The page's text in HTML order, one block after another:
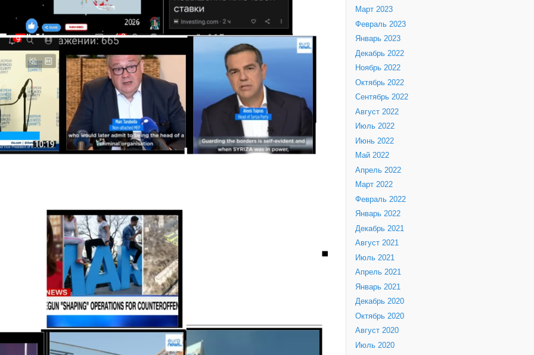
Март 2023
Февраль 2023
Январь 2023
Декабрь 2022
Ноябрь 2022
Октябрь 2022
Сентябрь 2022
Август 2022
Июль 2022
Июнь 2022
Май 2022
Апрель 2022
Март 2022
Февраль 2022
Январь 2022
Декабрь 2021
Август 2021
Июль 2021
Апрель 2021
Январь 2021
Декабрь 2020
Октябрь 2020
Август 2020
Июль 2020